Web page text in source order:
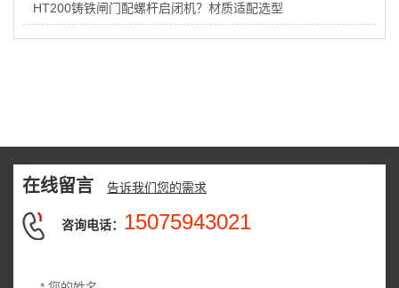
HT200铸铁闸门配螺杆启闭机？材质适配选型
在线留言 告诉我们您的需求
咨询电话： 15075943021